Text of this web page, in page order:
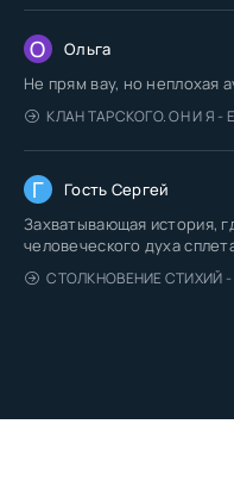
О Ольга
Не прям вау, но неплохая
КЛАН ТАРСКОГО. ОН И Я -
Г Гость Сергей
Захватывающая история,
человеческого духа
СТОЛКНОВЕНИЕ СТИХИЙ